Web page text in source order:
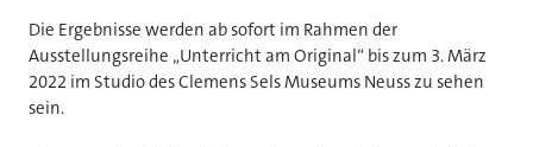
Die Ergebnisse werden ab sofort im Rahmen der
Ausstellungsreihe „Unterricht am Original“ bis zum 3. März
2022 im Studio des Clemens Sels Museums Neuss zu sehen
sein.